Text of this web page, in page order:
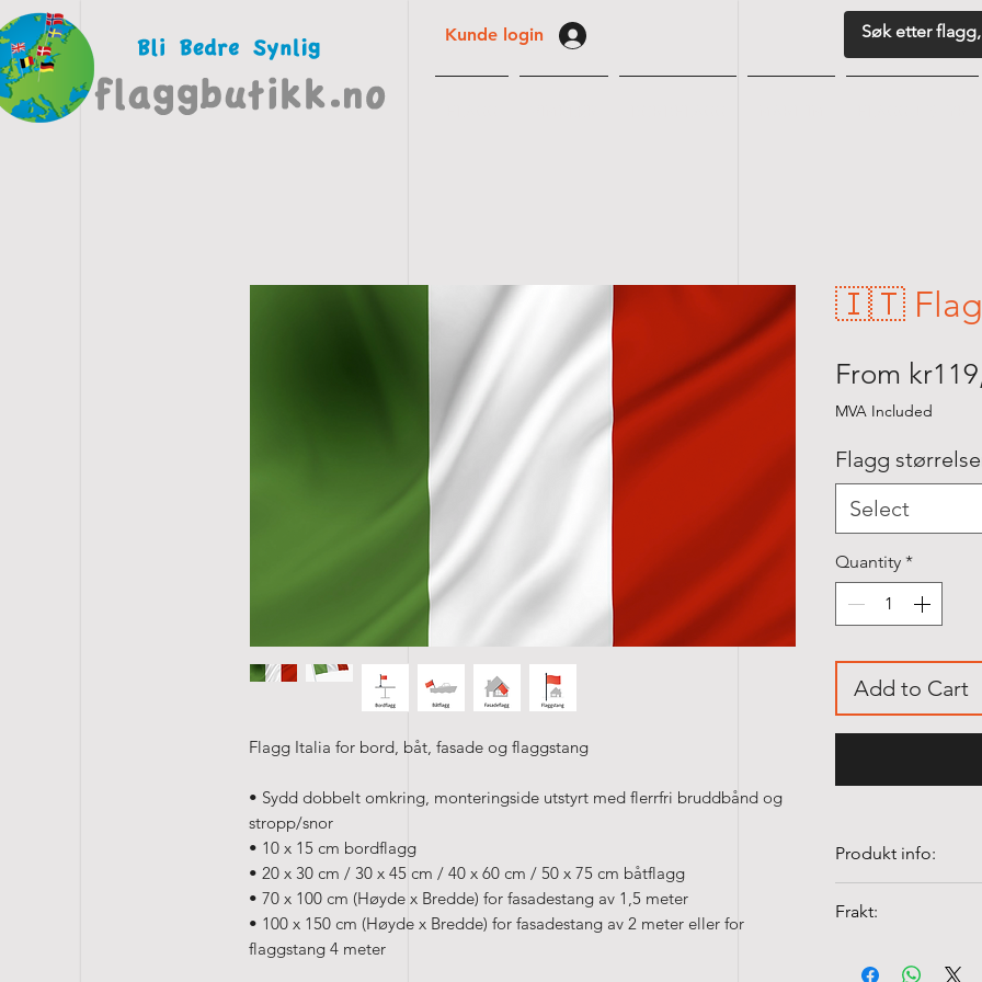
Kunde login
Flagg Italia for bord, båt, fasade og flaggstang
• Sydd dobbelt omkring, monteringside utstyrt med flerrfri bruddbånd og
stropp/snor
• 10 x 15 cm bordflagg
• 20 x 30 cm / 30 x 45 cm / 40 x 60 cm / 50 x 75 cm båtflagg
• 70 x 100 cm (Høyde x Bredde) for fasadestang av 1,5 meter
• 100 x 150 cm (Høyde x Bredde) for fasadestang av 2 meter eller for
flaggstang 4 meter
🇮🇹
From
MVA Included
Flagg
Select
Quantity *
Add to Cart
Produkt info:
100% polyester
• Fargeekte og UV-
Frakt: